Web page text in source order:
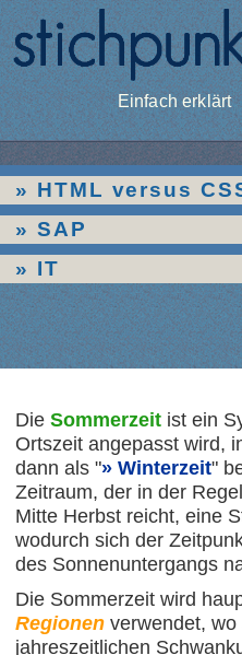
Einfach erklärt
HTML versus
SAP
IT
Die Sommerzeitist ein
Ortszeit angepasst wird,
dann als "
Winterzeit"
Zeitraum, der in der
Mitte Herbst reicht, eine
wodurch sich der
des Sonnenuntergangs
Die Sommerzeit wird
Regionenverwendet, wo
jahreszeitlichen